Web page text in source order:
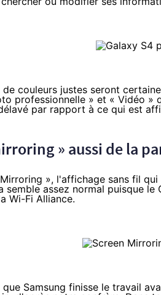
de couleurs justes seront
professionnelle » et « Vidéo
par rapport à ce qui est
» aussi de la
», l'affichage sans fil
semble assez normal puisque le
Wi-Fi Alliance.
Samsung finisse le travail